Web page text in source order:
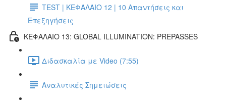
TEST | ΚΕΦΑΛΑΙΟ 12 | 10 Απαντήσεις και
Επεξηγήσεις
ΚΕΦΑΛΑΙΟ 13: GLOBAL ILLUMINATION: PREPASSES
Διδασκαλία με Video (7:55)
Αναλυτικές Σημειώσεις